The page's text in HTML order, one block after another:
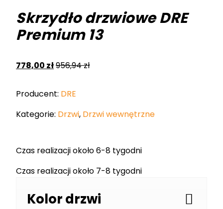
Skrzydło drzwiowe DRE
Premium 13
778,00 zł956,94zł
Producent: DRE
Kategorie: Drzwi, Drzwi wewnętrzne
Czas realizacji około 6-8 tygodni
Czas realizacji około 7-8 tygodni
Kolor drzwi